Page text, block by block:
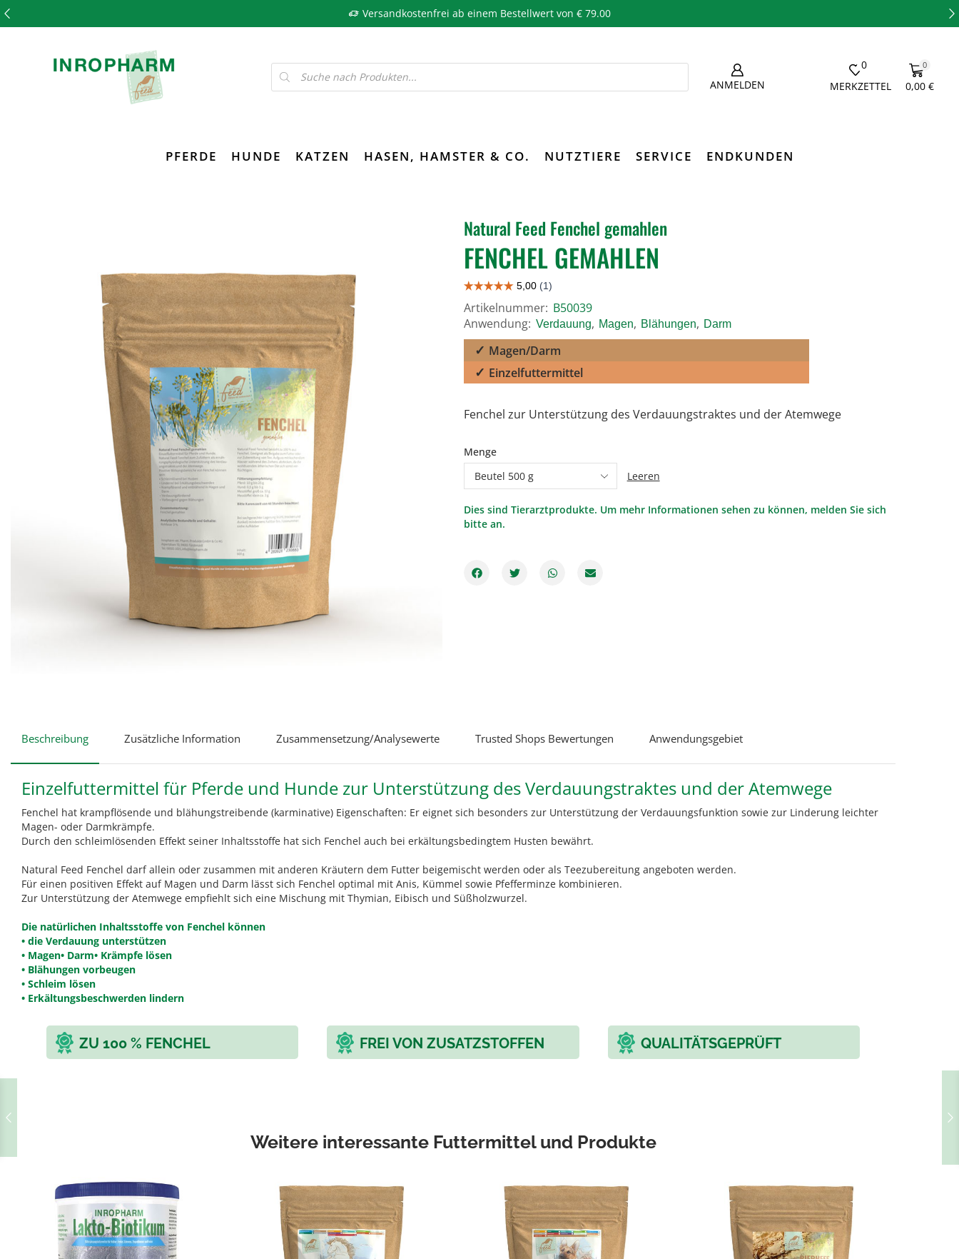
Versandkostenfrei ab einem Bestellwert von € 79.00
ANMELDEN
0
MERKZETTEL
0
0,00 €
PFERDE HUNDE KATZEN HASEN, HAMSTER & CO. NUTZTIERE SERVICE ENDKUNDEN
Natural Feed Fenchel gemahlen
FENCHEL GEMAHLEN
Artikelnummer: B50039
Anwendung: Verdauung, Magen, Blähungen, Darm
Magen/Darm
Einzelfuttermittel
Fenchel zur Unterstützung des Verdauungstraktes und der Atemwege
Menge
Leeren
Dies sind Tierarztprodukte. Um mehr Informationen sehen zu können, melden Sie sich
bitte an.
Beschreibung Zusätzliche Information Zusammensetzung/Analysewerte Trusted Shops Bewertungen Anwendungsgebiet
Einzelfuttermittel für Pferde und Hunde zur Unterstützung des Verdauungstraktes und der Atemwege
Fenchel hat krampflösende und blähungstreibende (karminative) Eigenschaften: Er eignet sich besonders zur Unterstützung der Verdauungsfunktion sowie zur Linderung leichter
Magen- oder Darmkrämpfe.
Durch den schleimlösenden Effekt seiner Inhaltsstoffe hat sich Fenchel auch bei erkältungsbedingtem Husten bewährt.
Natural Feed Fenchel darf allein oder zusammen mit anderen Kräutern dem Futter beigemischt werden oder als Teezubereitung angeboten werden.
Für einen positiven Effekt auf Magen und Darm lässt sich Fenchel optimal mit Anis, Kümmel sowie Pfefferminze kombinieren.
Zur Unterstützung der Atemwege empfiehlt sich eine Mischung mit Thymian, Eibisch und Süßholzwurzel.
Die natürlichen Inhaltsstoffe von Fenchel können
• die Verdauung unterstützen
• Magen• Darm• Krämpfe lösen
• Blähungen vorbeugen
• Schleim lösen
• Erkältungsbeschwerden lindern
ZU 100 % FENCHEL FREI VON ZUSATZSTOFFEN QUALITÄTSGEPRÜFT
Weitere interessante Futtermittel und Produkte